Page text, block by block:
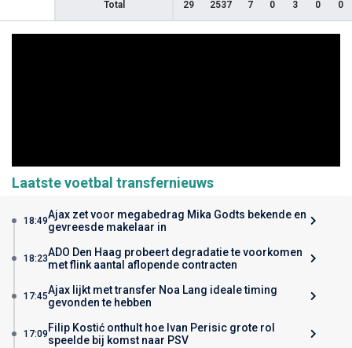
Total 29 2537 7 0 3 0 0
Laatste voetbal transfernieuws
18:49Ajax zet voor megabedrag Mika Godts bekende en
gevreesde makelaar in
18:23ADO Den Haag probeert degradatie te voorkomen
met flink aantal aflopende contracten
17:45Ajax lijkt met transfer Noa Lang ideale timing
gevonden te hebben
17:09 Filip Kostić onthult hoe Ivan Perisic grote rol
speelde bij komst naar PSV